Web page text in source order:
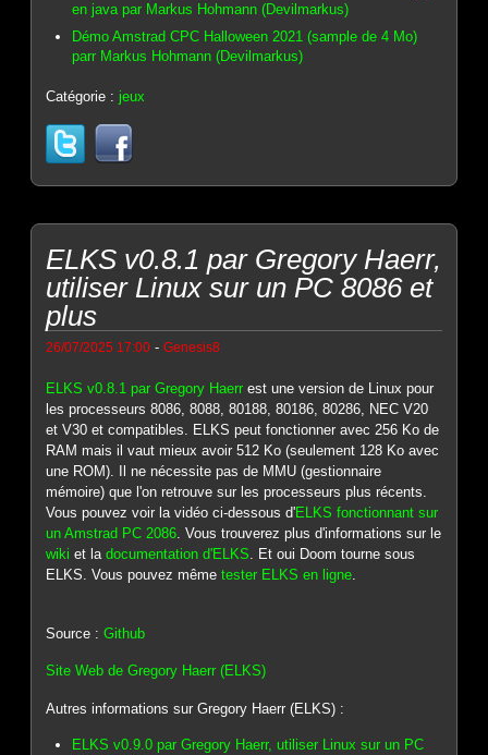
en java par Markus Hohmann (Devilmarkus)
Démo Amstrad CPC Halloween 2021 (sample de 4 Mo)
parr Markus Hohmann (Devilmarkus)
Catégorie :jeux
ELKS v0.8.1 par Gregory Haerr,
utiliser Linux sur un PC 8086 et
plus
26/07/2025 17:00 -Genesis8
ELKS v0.8.1 par Gregory Haerr est une version de Linux pour
les processeurs 8086, 8088, 80188, 80186, 80286, NEC V20
et V30 et compatibles. ELKS peut fonctionner avec 256 Ko de
RAM mais il vaut mieux avoir 512 Ko (seulement 128 Ko avec
une ROM). Il ne nécessite pas de MMU (gestionnaire
mémoire) que l'on retrouve sur les processeurs plus récents.
Vous pouvez voir la vidéo ci-dessous d'ELKS fonctionnant sur
un Amstrad PC 2086. Vous trouverez plus d'informations sur le
wiki et ladocumentation d'ELKS. Et oui Doom tourne sous
ELKS. Vous pouvez mêmetester ELKS en ligne.
Source :Github
Site Web de Gregory Haerr (ELKS)
Autres informations sur Gregory Haerr (ELKS) :
ELKS v0.9.0 par Gregory Haerr, utiliser Linux sur un PC